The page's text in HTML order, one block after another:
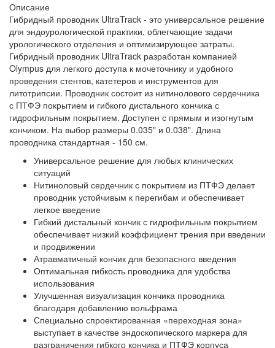
Описание
Гибридный проводник UltraTrack - это универсальное решение
для эндоурологической практики, облегчающие задачи
урологического отделения и оптимизирующее затраты.
Гибридный проводник UltraTrack разработан компанией
Olympus для легкого доступа к мочеточнику и удобного
проведения стентов, катетеров и инструментов для
литотрипсии. Проводник состоит из нитинолового сердечника
с ПТФЭ покрытием и гибкого дистального кончика с
гидрофильным покрытием. Доступен с прямым и изогнутым
кончиком. На выбор размеры 0.035" и 0.038". Длина
проводника стандартная - 150 см.
Универсальное решение для любых клинических
ситуаций
Нитиноловый сердечник с покрытием из ПТФЭ делает
проводник устойчивым к перегибам и обеспечивает
легкое введение
Гибкий дистальный кончик с гидрофильным покрытием
обеспечивает низкий коэффициент трения при введении
и продвижении
Атравматичный кончик для безопасного введения
Оптимальная гибкость проводника для удобства
использования
Улучшенная визуализация кончика проводника
благодаря добавлению вольфрама
Специально спроектированная «переходная зона»
выступает в качестве эндоскопического маркера для
разграничения гибкого кончика и ПТФЭ корпуса